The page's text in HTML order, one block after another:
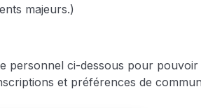
majeurs.)
personnel ci-dessous pour pouvoir
et préférences de